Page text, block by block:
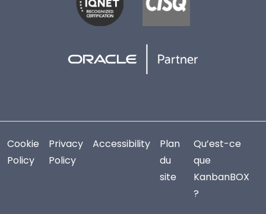
Cookie
Policy
Privacy
Policy
Accessibility
Plan
du
site
Qu’est-ce
que
KanbanBOX
?